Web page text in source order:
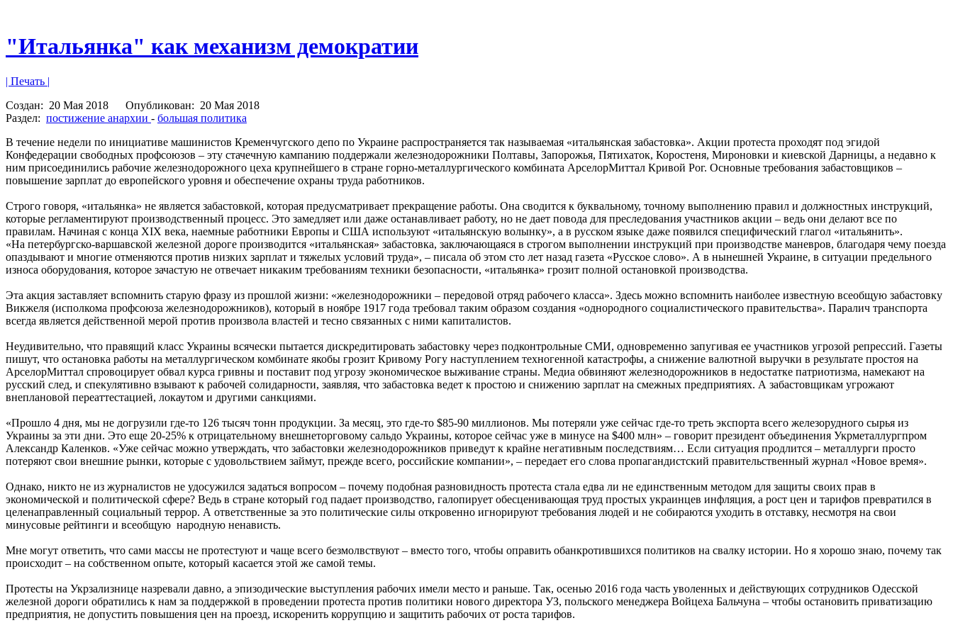
"Итальянка" как механизм демократии
| Печать |
Создан: 20 Мая 2018 Опубликован: 20 Мая 2018
Раздел: постижение анархии - большая политика
В течение недели по инициативе машинистов Кременчугского депо по Украине распространяется так называемая «итальянская забастовка». Акции протеста проходят под эгидой
Конфедерации свободных профсоюзов – эту стачечную кампанию поддержали железнодорожники Полтавы, Запорожья, Пятихаток, Коростеня, Мироновки и киевской Дарницы, а недавно к
ним присоединились рабочие железнодорожного цеха крупнейшего в стране горно-металлургического комбината АрселорМиттал Кривой Рог. Основные требования забастовщиков –
повышение зарплат до европейского уровня и обеспечение охраны труда работников.
Строго говоря, «итальянка» не является забастовкой, которая предусматривает прекращение работы. Она сводится к буквальному, точному выполнению правил и должностных инструкций,
которые регламентируют производственный процесс. Это замедляет или даже останавливает работу, но не дает повода для преследования участников акции – ведь они делают все по
правилам. Начиная с конца XIX века, наемные работники Европы и США используют «итальянскую волынку», а в русском языке даже появился специфический глагол «итальянить».
«На петербургско-варшавской железной дороге производится «итальянская» забастовка, заключающаяся в строгом выполнении инструкций при производстве маневров, благодаря чему поезда
опаздывают и многие отменяются против низких зарплат и тяжелых условий труда», – писала об этом сто лет назад газета «Русское слово». А в нынешней Украине, в ситуации предельного
износа оборудования, которое зачастую не отвечает никаким требованиям техники безопасности, «итальянка» грозит полной остановкой производства.
Эта акция заставляет вспомнить старую фразу из прошлой жизни: «железнодорожники – передовой отряд рабочего класса». Здесь можно вспомнить наиболее известную всеобщую забастовку
Викжеля (исполкома профсоюза железнодорожников), который в ноябре 1917 года требовал таким образом создания «однородного социалистического правительства». Паралич транспорта
всегда является действенной мерой против произвола властей и тесно связанных с ними капиталистов.
Неудивительно, что правящий класс Украины всячески пытается дискредитировать забастовку через подконтрольные СМИ, одновременно запугивая ее участников угрозой репрессий. Газеты
пишут, что остановка работы на металлургическом комбинате якобы грозит Кривому Рогу наступлением техногенной катастрофы, а снижение валютной выручки в результате простоя на
АрселорМиттал спровоцирует обвал курса гривны и поставит под угрозу экономическое выживание страны. Медиа обвиняют железнодорожников в недостатке патриотизма, намекают на
русский след, и спекулятивно взывают к рабочей солидарности, заявляя, что забастовка ведет к простою и снижению зарплат на смежных предприятиях. А забастовщикам угрожают
внеплановой переаттестацией, локаутом и другими санкциями.
«Прошло 4 дня, мы не догрузили где-то 126 тысяч тонн продукции. За месяц, это где-то $85-90 миллионов. Мы потеряли уже сейчас где-то треть экспорта всего железорудного сырья из
Украины за эти дни. Это еще 20-25% к отрицательному внешнеторговому сальдо Украины, которое сейчас уже в минусе на $400 млн» – говорит президент объединения Укрметаллургпром
Александр Каленков. «Уже сейчас можно утверждать, что забастовки железнодорожников приведут к крайне негативным последствиям… Если ситуация продлится – металлурги просто
потеряют свои внешние рынки, которые с удовольствием займут, прежде всего, российские компании», – передает его слова пропагандистский правительственный журнал «Новое время».
Однако, никто не из журналистов не удосужился задаться вопросом – почему подобная разновидность протеста стала едва ли не единственным методом для защиты своих прав в
экономической и политической сфере? Ведь в стране который год падает производство, галопирует обесценивающая труд простых украинцев инфляция, а рост цен и тарифов превратился в
целенаправленный социальный террор. А ответственные за это политические силы откровенно игнорируют требования людей и не собираются уходить в отставку, несмотря на свои
минусовые рейтинги и всеобщую народную ненависть.
Мне могут ответить, что сами массы не протестуют и чаще всего безмолвствуют – вместо того, чтобы оправить обанкротившихся политиков на свалку истории. Но я хорошо знаю, почему так
происходит – на собственном опыте, который касается этой же самой темы.
Протесты на Укрзализнице назревали давно, а эпизодические выступления рабочих имели место и раньше. Так, осенью 2016 года часть уволенных и действующих сотрудников Одесской
железной дороги обратились к нам за поддержкой в проведении протеста против политики нового директора УЗ, польского менеджера Войцеха Бальчуна – чтобы остановить приватизацию
предприятия, не допустить повышения цен на проезд, искоренить коррупцию и защитить рабочих от роста тарифов.